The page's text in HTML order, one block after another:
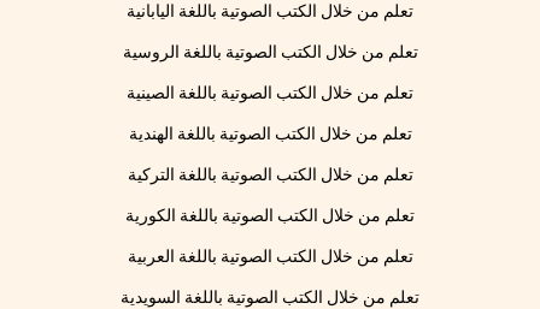
تعلم من خلال الكتب الصوتية باللغة اليابانية
تعلم من خلال الكتب الصوتية باللغة الروسية
تعلم من خلال الكتب الصوتية باللغة الصينية
تعلم من خلال الكتب الصوتية باللغة الهندية
تعلم من خلال الكتب الصوتية باللغة التركية
تعلم من خلال الكتب الصوتية باللغة الكورية
تعلم من خلال الكتب الصوتية باللغة العربية
تعلم من خلال الكتب الصوتية باللغة السويدية